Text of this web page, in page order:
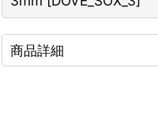
商品詳細